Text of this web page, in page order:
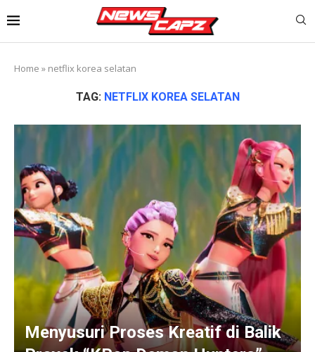
Home » netflix korea selatan
TAG: NETFLIX KOREA SELATAN
Menyusuri Proses Kreatif di Balik